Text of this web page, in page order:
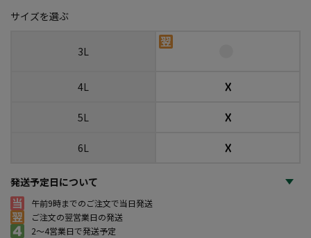
サイズを選ぶ
3L
4L ☓
5L ☓
6L ☓
発送予定日について
午前9時までのご注文で当日発送
ご注文の翌営業日の発送
2～4営業日で発送予定